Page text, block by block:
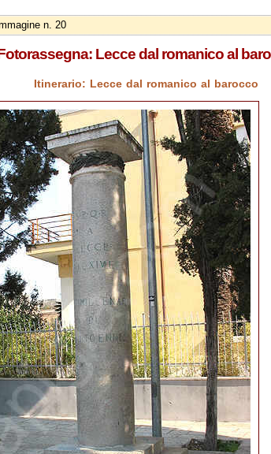
n. 20
Lecce dal romanico al
Itinerario: Lecce dal romanico al barocco